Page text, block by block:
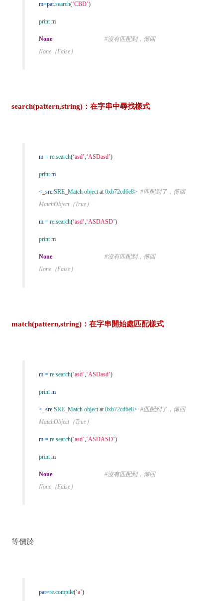
m=pat.search(‘CBD’)
print m
None
#沒有匹配到，傳回
None（False）
search(pattern,string)：在字串中尋找樣式
m = re.search(‘asd’,‘ASDasd’)
print m
< _sre.SRE_Match object at 0xb72cd6e8> #匹配到了，傳回
MatchObject（True）
m = re.search(‘asd’,‘ASDASD’)
print m
None
#沒有匹配到，傳回
None（False）
match(pattern,string)：在字串開始處匹配樣式
m = re.search(‘asd’,‘ASDasd’)
print m
< _sre.SRE_Match object at 0xb72cd6e8> #匹配到了，傳回
MatchObject（True）
m = re.search(‘asd’,‘ASDASD’)
print m
None
#沒有匹配到，傳回
None（False）
等價於
pat=re.compile(‘a’)